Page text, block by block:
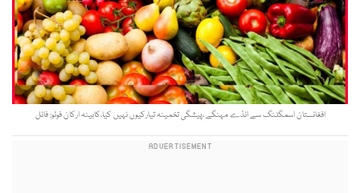
افغانستان اسمگلنگ سے انڈے مہنگے ،پیشگی تخمینہ تیارکیوں نہیں کیا،کابینہ ارکان فوٹو: فائل